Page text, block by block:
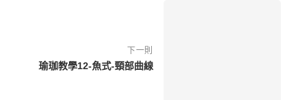
下一則
瑜珈教學12-魚式-頸部曲線